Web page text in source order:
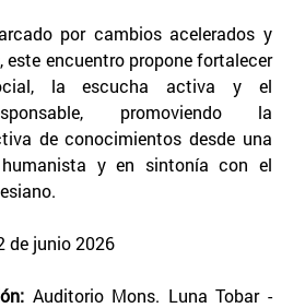
por cambios acelerados y
este encuentro propone fortalecer
la escucha activa y el
promoviendo la
de conocimientos desde una
y en sintonía con el
de junio 2026
Auditorio Mons. Luna Tobar -